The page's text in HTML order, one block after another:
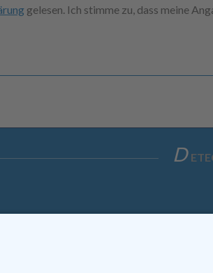
gelesen. Ich stimme zu, dass meine
D